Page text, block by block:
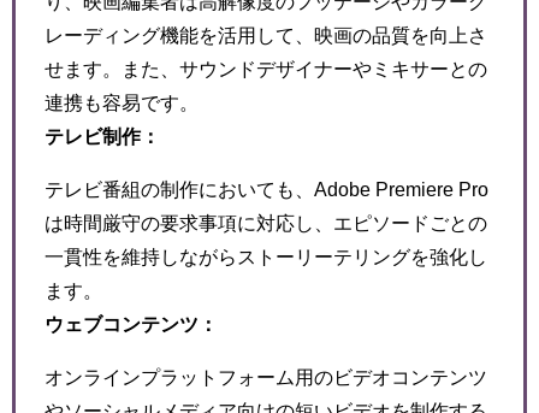
レーディング機能を活用して、映画の品質を向上さ
せます。また、サウンドデザイナーやミキサーとの
連携も容易です。
テレビ制作：
テレビ番組の制作においても、Adobe Premiere Pro
は時間厳守の要求事項に対応し、エピソードごとの
一貫性を維持しながらストーリーテリングを強化し
ます。
ウェブコンテンツ：
オンラインプラットフォーム用のビデオコンテンツ